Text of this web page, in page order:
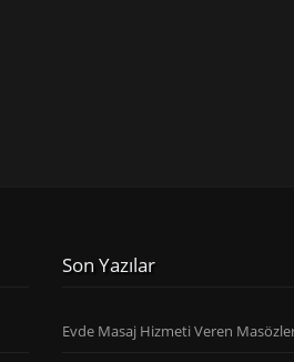
Son Yazılar
Evde Masaj Hizmeti Veren